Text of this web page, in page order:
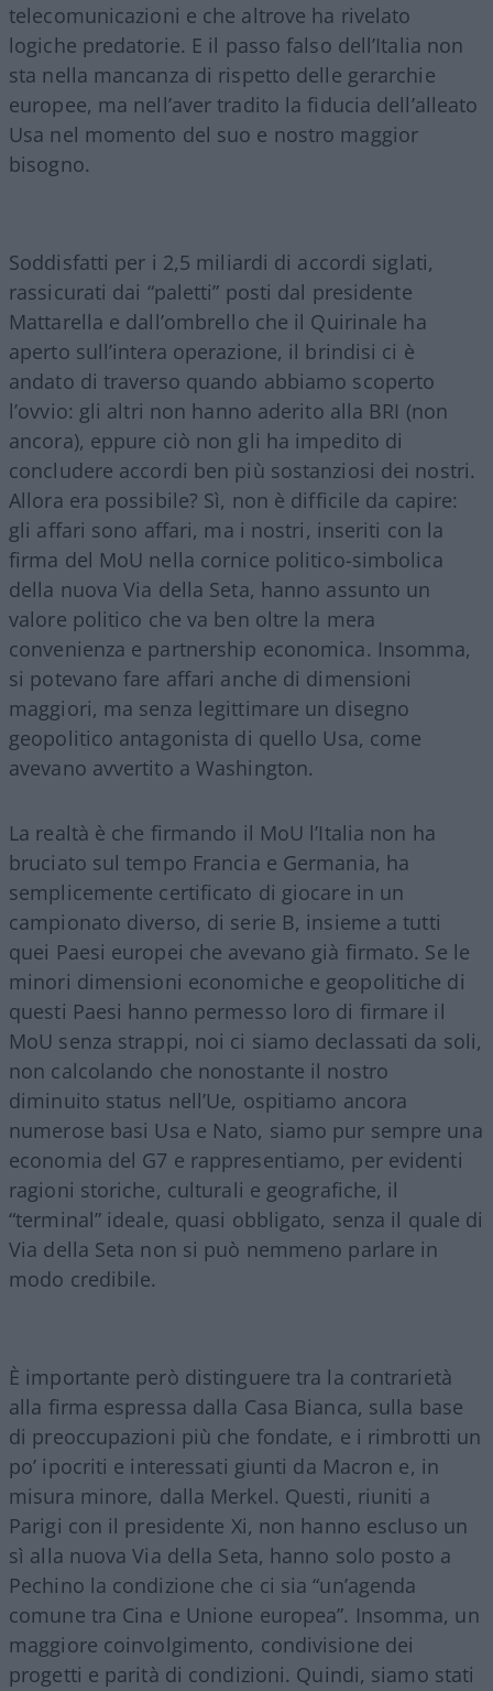
telecomunicazioni e che altrove ha rivelato
logiche predatorie. E il passo falso dell’Italia non
sta nella mancanza di rispetto delle gerarchie
europee, ma nell’aver tradito la fiducia dell’alleato
Usa nel momento del suo e nostro maggior
bisogno.
Soddisfatti per i 2,5 miliardi di accordi siglati,
rassicurati dai “paletti” posti dal presidente
Mattarella e dall’ombrello che il Quirinale ha
aperto sull’intera operazione, il brindisi ci è
andato di traverso quando abbiamo scoperto
l’ovvio: gli altri non hanno aderito alla BRI (non
ancora), eppure ciò non gli ha impedito di
concludere accordi ben più sostanziosi dei nostri.
Allora era possibile? Sì, non è difficile da capire:
gli affari sono affari, ma i nostri, inseriti con la
firma del MoU nella cornice politico-simbolica
della nuova Via della Seta, hanno assunto un
valore politico che va ben oltre la mera
convenienza e partnership economica. Insomma,
si potevano fare affari anche di dimensioni
maggiori, ma senza legittimare un disegno
geopolitico antagonista di quello Usa, come
avevano avvertito a Washington.
La realtà è che firmando il MoU l’Italia non ha
bruciato sul tempo Francia e Germania, ha
semplicemente certificato di giocare in un
campionato diverso, di serie B, insieme a tutti
quei Paesi europei che avevano già firmato. Se le
minori dimensioni economiche e geopolitiche di
questi Paesi hanno permesso loro di firmare il
MoU senza strappi, noi ci siamo declassati da soli,
non calcolando che nonostante il nostro
diminuito status nell’Ue, ospitiamo ancora
numerose basi Usa e Nato, siamo pur sempre una
economia del G7 e rappresentiamo, per evidenti
ragioni storiche, culturali e geografiche, il
“terminal” ideale, quasi obbligato, senza il quale di
Via della Seta non si può nemmeno parlare in
modo credibile.
È importante però distinguere tra la contrarietà
alla firma espressa dalla Casa Bianca, sulla base
di preoccupazioni più che fondate, e i rimbrotti un
po’ ipocriti e interessati giunti da Macron e, in
misura minore, dalla Merkel. Questi, riuniti a
Parigi con il presidente Xi, non hanno escluso un
sì alla nuova Via della Seta, hanno solo posto a
Pechino la condizione che ci sia “un’agenda
comune tra Cina e Unione europea”. Insomma, un
maggiore coinvolgimento, condivisione dei
progetti e parità di condizioni. Quindi, siamo stati